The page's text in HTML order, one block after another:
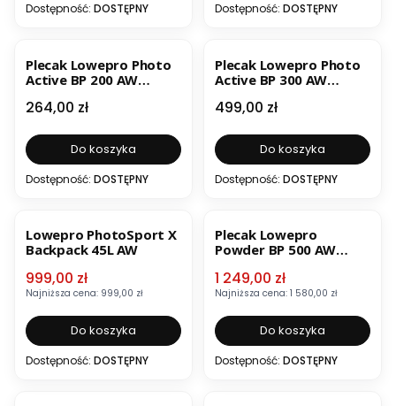
Dostępność: DOSTĘPNY Dostępność: DOSTĘPNY
Plecak Lowepro Photo
Active BP 200 AW
PROMOCJA
Cena
264,00 zł
Do koszyka
Dostępność: DOSTĘPNY
Plecak Lowepro Photo
Active BP 300 AW
Cena
499,00 zł
Do koszyka
Dostępność: DOSTĘPNY
Lowepro PhotoSport X
Backpack 45L AW
Cena promocyjna
999,00 zł
Najniższa cena: 999,00 zł
Do koszyka
Dostępność: DOSTĘPNY
Plecak Lowepro
Powder BP 500 AW
Cena promocyjna
1 249,00 zł
Najniższa cena: 1 580,00 zł
Do koszyka
Dostępność: DOSTĘPNY